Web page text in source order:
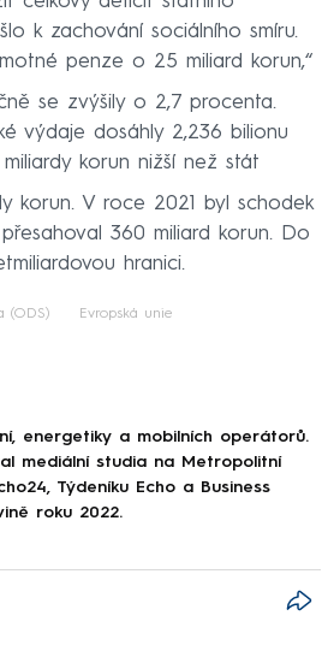
k zachování sociálního smíru.
penze o 25 miliard korun,“
se zvýšily o 2,7 procenta.
výdaje dosáhly 2,236 bilionu
korun nižší než stát
korun. V roce 2021 byl schodek
360 miliard korun. Do
hranici.
(ODS) Evropská unie
energetiky a mobilních operátorů.
mediální studia na Metropolitní
Týdeníku Echo a Business
roku 2022.